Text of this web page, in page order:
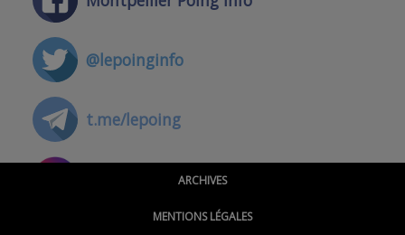
@lepoinginfo
t.me/lepoing
@montpellierpoinginfo
ARCHIVES
MENTIONS LÉGALES